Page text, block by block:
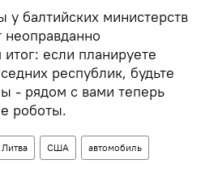
у балтийских министерств
если планируете
республик, будьте
- рядом с вами теперь
роботы.
Литва США автомобиль